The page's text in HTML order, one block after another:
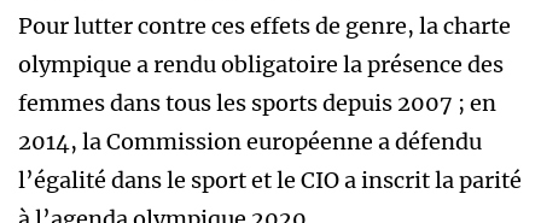
Pour lutter contre ces effets de genre, la charte
olympique a rendu obligatoire la présence des
femmes dans tous les sports depuis 2007 ; en
2014, la Commission européenne a défendu
l’égalité dans le sport et le CIO a inscrit la parité